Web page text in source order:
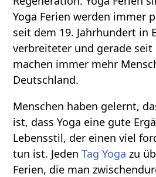
Yoga Ferien werden immer
seit dem 19. Jahrhundert in
verbreiteter und gerade seit
machen immer mehr
Deutschland.
Menschen haben gelernt,
ist, dass Yoga eine gute
Lebensstil, der einen viel
tun ist. JedenTag Yoga zu
Ferien, die man